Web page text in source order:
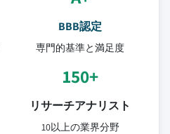
BBB認定
専門的基準と満足度
150+
リサーチアナリスト
10以上の業界分野